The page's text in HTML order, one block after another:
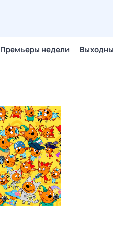
Премьеры недели